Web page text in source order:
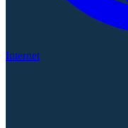
Internet